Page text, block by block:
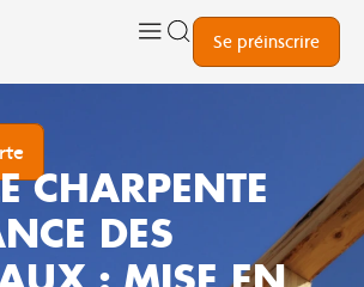
Se préinscrire
CHARPENTE
DES